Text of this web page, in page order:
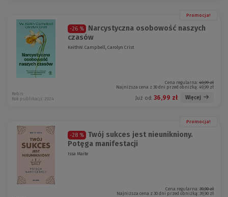
Promocja!
-26 %
Narcystyczna osobowość naszych
czasów
KeithW. Campbell, Carolyn Crist
Cena regularna: 49,99 zł
Najniższa cena z 30 dni przed obniżką: 49,99 zł
Już od: 36,99 zł Więcej
Rebis
Rok publikacji: 2024
Promocja!
-28 %
Twój sukces jest nieunikniony.
Potęga manifestacji
Issa Maite
Cena regularna: 39,90 zł
Najniższa cena z 30 dni przed obniżką: 39,90 zł